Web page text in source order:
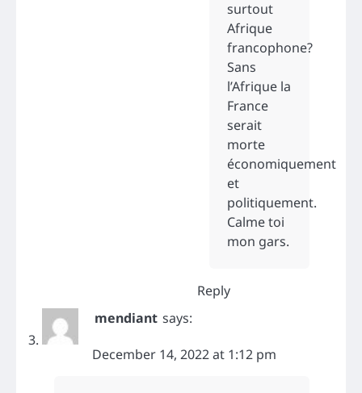
surtout
Afrique
francophone?
Sans
l’Afrique la
France
serait
morte
économiquement
et
politiquement.
Calme toi
mon gars.
Reply
mendiant says:
December 14, 2022 at 1:12 pm